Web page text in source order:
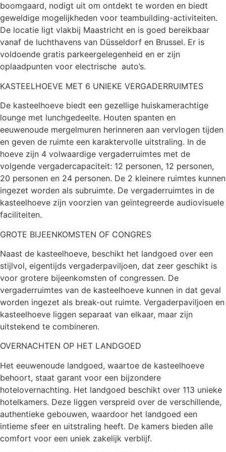
boomgaard, nodigt uit om ontdekt te worden en biedt
geweldige mogelijkheden voor teambuilding-activiteiten.
De locatie ligt vlakbij Maastricht en is goed bereikbaar
vanaf de luchthavens van Düsseldorf en Brussel. Er is
voldoende gratis parkeergelegenheid en er zijn
oplaadpunten voor electrische auto’s.
KASTEELHOEVE MET 6 UNIEKE VERGADERRUIMTES
De kasteelhoeve biedt een gezellige huiskamerachtige
lounge met lunchgedeelte. Houten spanten en
eeuwenoude mergelmuren herinneren aan vervlogen tijden
en geven de ruimte een karaktervolle uitstraling. In de
hoeve zijn 4 volwaardige vergaderruimtes met de
volgende vergadercapaciteit: 12 personen, 12 personen,
20 personen en 24 personen. De 2 kleinere ruimtes kunnen
ingezet worden als subruimte. De vergaderruimtes in de
kasteelhoeve zijn voorzien van geïntegreerde audiovisuele
faciliteiten.
GROTE BIJEENKOMSTEN OF CONGRES
Naast de kasteelhoeve, beschikt het landgoed over een
stijlvol, eigentijds vergaderpaviljoen, dat zeer geschikt is
voor grotere bijeenkomsten of congressen. De
vergaderruimtes van de kasteelhoeve kunnen in dat geval
worden ingezet als break-out ruimte. Vergaderpaviljoen en
kasteelhoeve liggen separaat van elkaar, maar zijn
uitstekend te combineren.
OVERNACHTEN OP HET LANDGOED
Het eeuwenoude landgoed, waartoe de kasteelhoeve
behoort, staat garant voor een bijzondere
hotelovernachting. Het landgoed beschikt over 113 unieke
hotelkamers. Deze liggen verspreid over de verschillende,
authentieke gebouwen, waardoor het landgoed een
intieme sfeer en uitstraling heeft. De kamers bieden alle
comfort voor een uniek zakelijk verblijf.